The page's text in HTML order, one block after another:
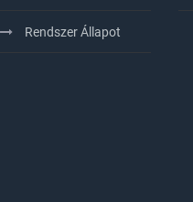
Rendszer Állapot